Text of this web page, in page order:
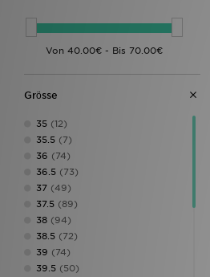
Grӧsse
35 (12)
35.5 (7)
36 (74)
36.5 (73)
37 (49)
37.5 (89)
38 (94)
38.5 (72)
39 (74)
39.5 (50)